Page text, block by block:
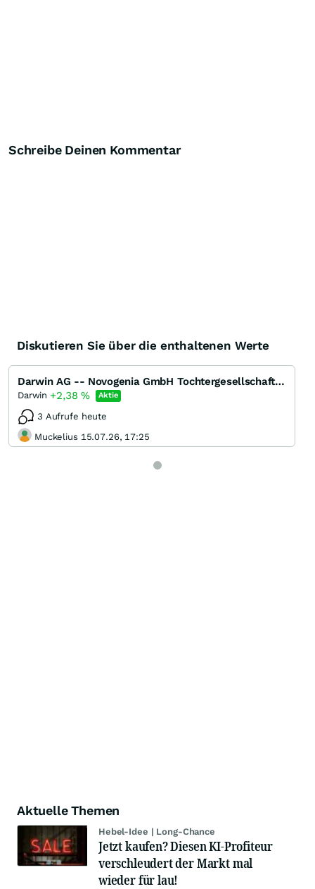
Schreibe Deinen Kommentar
Diskutieren Sie über die enthaltenen Werte
Darwin AG -- Novogenia GmbH Tochtergesellschaft der Darwin AG
Darwin +2,38% Aktie
3 Aufrufe heute
Muckelius 15.07.26, 17:25
Aktuelle Themen
Hebel-Idee | Long-Chance
Jetzt kaufen? Diesen KI-Profiteur
verschleudert der Markt mal
wieder für lau!